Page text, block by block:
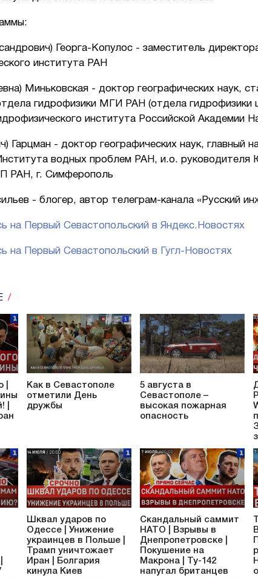
Георга-Копулос - заместитель
института РАН
Миньковская - доктор географических наук,
гидрофизики МГИ РАН (отдела гидрофизики
института Российской Академии
Гарцман - доктор географических наук, главный
водных проблем РАН, и.о. руководителя
РАН, г. Симферополь
- блогер, автор телеграм-канала «Русский
на Первый Севастопольский в Яндекс.Новостях
на Первый Севастопольский в Гугл-Новостях
|
|
Как в Севастополе
отметили День
дружбы
5 августа в
Севастополе –
высокая пожарная
опасность
Шквал ударов по
Одессе | Унижение
украинцев в Польше |
Трамп уничтожает
Иран | Болгария
кинула Киев
Скандальный саммит
НАТО | Взрывы в
Днепропетровске |
Покушение на
Макрона | Ту-142
напугал британцев